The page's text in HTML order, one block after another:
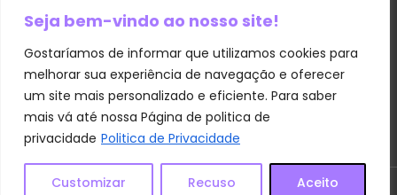
Seja bem-vindo ao nosso site!
Gostaríamos de informar que utilizamos cookies para
melhorar sua experiência de navegação e oferecer
um site mais personalizado e eficiente. Para saber
mais vá até nossa Página de politica de
privacidade Politica de Privacidade
Customizar Recuso Aceito
Contato
Política de Privacidade
Sobre Nós
Termos e Condições
Transparência